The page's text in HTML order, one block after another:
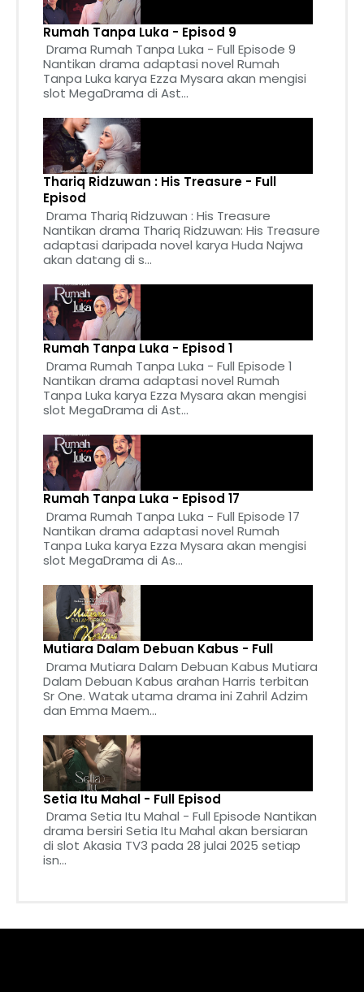
Rumah Tanpa Luka - Episod 9
Drama Rumah Tanpa Luka - Full Episode 9
Nantikan drama adaptasi novel Rumah
Tanpa Luka karya Ezza Mysara akan mengisi
slot MegaDrama di Ast...
Thariq Ridzuwan : His Treasure - Full
Episod
Drama Thariq Ridzuwan : His Treasure
Nantikan drama Thariq Ridzuwan: His Treasure
adaptasi daripada novel karya Huda Najwa
akan datang di s...
Rumah Tanpa Luka - Episod 1
Drama Rumah Tanpa Luka - Full Episode 1
Nantikan drama adaptasi novel Rumah
Tanpa Luka karya Ezza Mysara akan mengisi
slot MegaDrama di Ast...
Rumah Tanpa Luka - Episod 17
Drama Rumah Tanpa Luka - Full Episode 17
Nantikan drama adaptasi novel Rumah
Tanpa Luka karya Ezza Mysara akan mengisi
slot MegaDrama di As...
Mutiara Dalam Debuan Kabus - Full
Drama Mutiara Dalam Debuan Kabus Mutiara
Dalam Debuan Kabus arahan Harris terbitan
Sr One. Watak utama drama ini Zahril Adzim
dan Emma Maem...
Setia Itu Mahal - Full Episod
Drama Setia Itu Mahal - Full Episode Nantikan
drama bersiri Setia Itu Mahal akan bersiaran
di slot Akasia TV3 pada 28 julai 2025 setiap
isn...